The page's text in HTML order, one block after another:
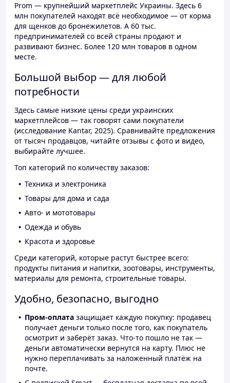
Prom — крупнейший маркетплейс Украины. Здесь 6
млн покупателей находят всё необходимое — от корма
для щенков до бронежилетов. А 60 тыс.
предпринимателей со всей страны продают и
развивают бизнес. Более 120 млн товаров в одном
месте.
Большой выбор — для любой
потребности
Здесь самые низкие цены среди украинских
маркетплейсов — так говорят сами покупатели
(исследование Kantar, 2025). Сравнивайте предложения
от тысяч продавцов, читайте отзывы с фото и видео,
выбирайте лучшее.
Топ категорий по количеству заказов:
Техника и электроника
Товары для дома и сада
Авто- и мототовары
Одежда и обувь
Красота и здоровье
Среди категорий, которые растут быстрее всего:
продукты питания и напитки, зоотовары, инструменты,
материалы для ремонта, строительные товары.
Удобно, безопасно, выгодно
Пром-оплата защищает каждую покупку: продавец
получает деньги только после того, как покупатель
осмотрит и заберёт заказ. Что-то пошло не так —
деньги автоматически вернутся на карту. Плюс не
нужно переплачивать за наложенный платёж на
почте.